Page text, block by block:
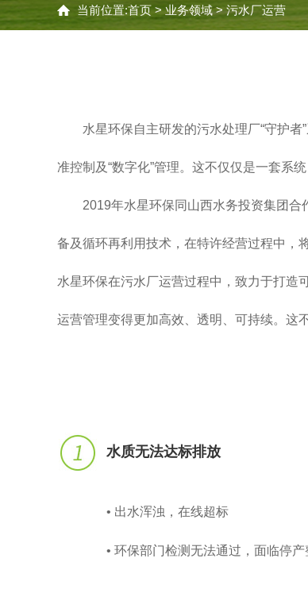
当前位置:首页>业务领域>污水厂运营
水星环保自主研发的污水处理厂“守护
准控制及“数字化”管理。这不仅仅是一套系
2019年水星环保同山西水务投资集团合
备及循环再利用技术，在特许经营过程中，
水星环保在污水厂运营过程中，致力于打造
运营管理变得更加高效、透明、可持续。这
水质无法达标排放
• 出水浑浊，在线超标
• 环保部门检测无法通过，面临停产